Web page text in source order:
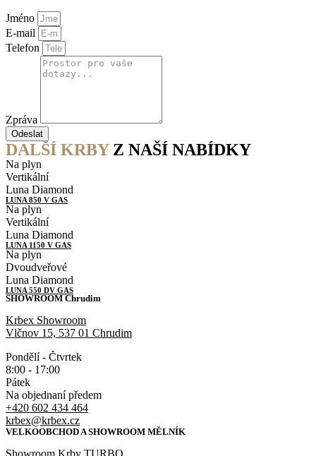
Jméno
E-mail
Telefon
Zpráva
Odeslat
DALŠÍ KRBYZ NAŠÍ NABÍDKY
Na plyn
Vertikální
Luna Diamond
LUNA 850 V GAS
Na plyn
Vertikální
Luna Diamond
LUNA 1150 V GAS
Na plyn
Dvoudveřové
Luna Diamond
LUNA 550 DV GAS
SHOWROOM Chrudim
Krbex Showroom
Vlčnov 15, 537 01 Chrudim
Pondělí - Čtvrtek
8:00 - 17:00
Pátek
Na objednaní předem
+420 602 434 464
krbex@krbex.cz
VELKOOBCHOD A SHOWROOM MĚLNÍK
Showroom Krby TURBO